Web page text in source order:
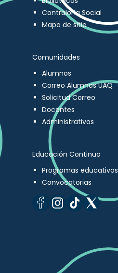
Contraloría Social
Mapa de sitio
Comunidades
Alumnos
Correo Alumnos UAQ
Solicitud Correo
Docentes
Administrativos
Educación Continua
Programas educativos
Convocatorias